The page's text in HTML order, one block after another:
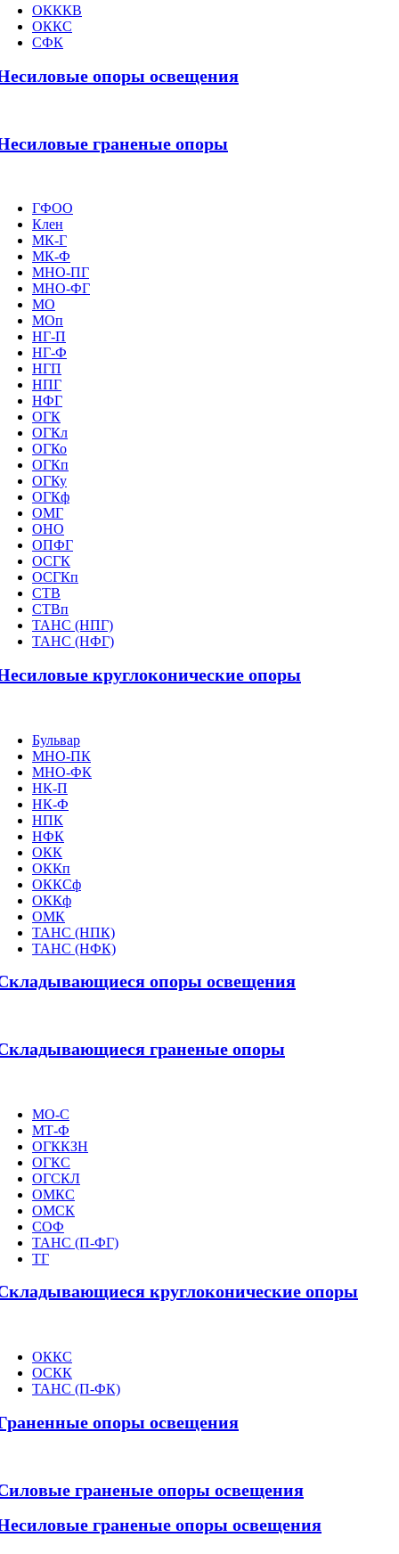
ОКККВ
ОККС
СФК
опоры освещения
граненые опоры
ГФОО
Клен
МК-Г
МК-Ф
МНО-ПГ
МНО-ФГ
МО
МОп
НГ-П
НГ-Ф
НГП
НПГ
НФГ
ОГК
ОГКл
ОГКо
ОГКп
ОГКу
ОГКф
ОМГ
ОНО
ОПФГ
ОСГК
ОСГКп
СТВ
СТВп
ТАНС (НПГ)
ТАНС (НФГ)
круглоконические опоры
Бульвар
МНО-ПК
МНО-ФК
НК-П
НК-Ф
НПК
НФК
ОКК
ОККп
ОККСф
ОККф
ОМК
ТАНС (НПК)
ТАНС (НФК)
опоры освещения
граненые опоры
МО-С
МТ-Ф
ОГККЗН
ОГКС
ОГСКЛ
ОМКС
ОМСК
СОФ
ТАНС (П-ФГ)
ТГ
круглоконические опоры
ОККС
ОСКК
ТАНС (П-ФК)
опоры освещения
граненые опоры освещения
граненые опоры освещения